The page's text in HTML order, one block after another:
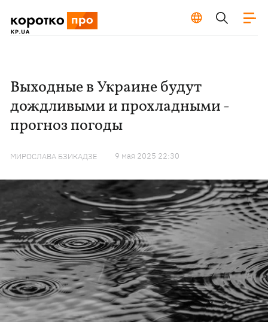
Выходные в Украине будут
дождливыми и прохладными -
прогноз погоды
МИРОСЛАВА БЗИКАДЗЕ 9 мая 2025 22:30